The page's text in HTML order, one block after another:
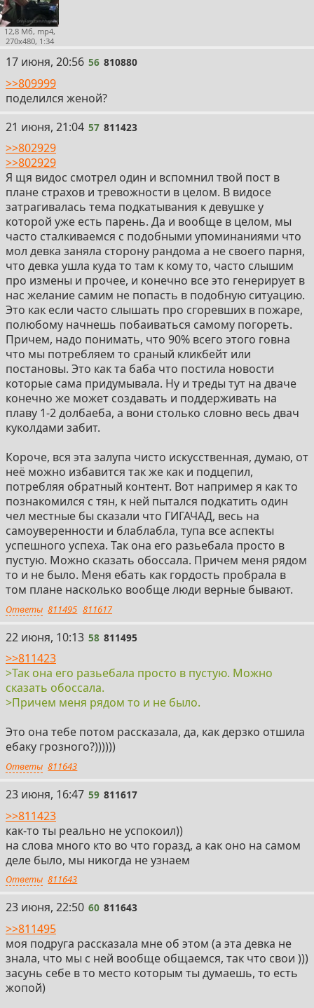
12,8 Мб, mp4,
270x480, 1:34
56
17 июня, 20:56 56 810880
>>809999
поделился женой?
57
21 июня, 21:04 57 811423
>>802929
>>802929
Я щя видос смотрел один и вспомнил твой пост в
плане страхов и тревожности в целом. В видосе
затрагивалась тема подкатывания к девушке у
которой уже есть парень. Да и вообще в целом, мы
часто сталкиваемся с подобными упоминаниями что
мол девка заняла сторону рандома а не своего парня,
что девка ушла куда то там к кому то, часто слышим
про измены и прочее, и конечно все это генерирует в
нас желание самим не попасть в подобную ситуацию.
Это как если часто слышать про сгоревших в пожаре,
полюбому начнешь побаиваться самому погореть.
Причем, надо понимать, что 90% всего этого говна
что мы потребляем то сраный кликбейт или
постановы. Это как та баба что постила новости
которые сама придумывала. Ну и треды тут на дваче
конечно же может создавать и поддерживать на
плаву 1-2 долбаеба, а вони столько словно весь двач
куколдами забит.
Короче, вся эта залупа чисто искусственная, думаю, от
неё можно избавится так же как и подцепил,
потребляя обратный контент. Вот например я как то
познакомился с тян, к ней пытался подкатить один
чел местные бы сказали что ГИГАЧАД, весь на
самоуверенности и блаблабла, тупа все аспекты
успешного успеха. Так она его разьебала просто в
пустую. Можно сказать обоссала. Причем меня рядом
то и не было. Меня ебать как гордость пробрала в
том плане насколько вообще люди верные бывают.
Ответы 811495 811617
58
22 июня, 10:13 58 811495
>>811423
>Так она его разьебала просто в пустую. Можно
сказать обоссала.
>Причем меня рядом то и не было.
Это она тебе потом рассказала, да, как дерзко отшила
ебаку грозного?))))))
Ответы 811643
59
23 июня, 16:47 59 811617
>>811423
как-то ты реально не успокоил))
на слова много кто во что горазд, а как оно на самом
деле было, мы никогда не узнаем
Ответы 811643
60
23 июня, 22:50 60 811643
>>811495
моя подруга рассказала мне об этом (а эта девка не
знала, что мы с ней вообще общаемся, так что свои )))
засунь себе в то место которым ты думаешь, то есть
жопой)